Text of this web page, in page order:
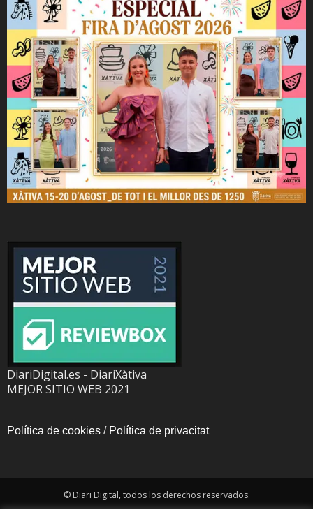
DiariDigital.es - DiariXàtiva
MEJOR SITIO WEB 2021
Política de cookies / Política de privacitat
© Diari Digital, todos los derechos reservados.